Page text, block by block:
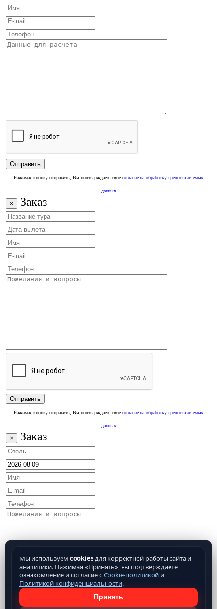
Нажимая кнопку отправить, Вы подтверждаете свое согласие на обработку предоставляемых
данных
× Заказ
Нажимая кнопку отправить, Вы подтверждаете свое согласие на обработку предоставляемых
данных
× Заказ
Мы используем cookiesдля корректной работы сайта и
аналитики. Нажимая «Принять», вы подтверждаете
ознакомление и согласие сCookie-политикой и
Политикой конфиденциальности.
Принять